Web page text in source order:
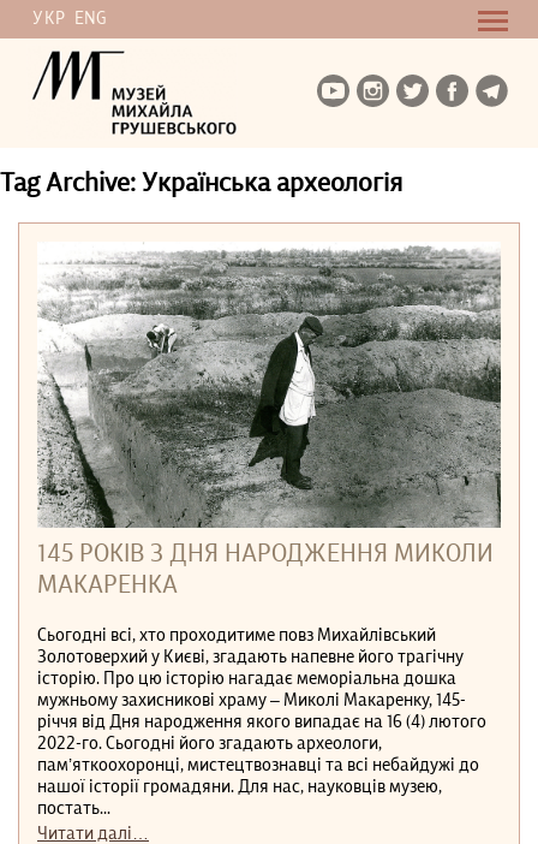
УКР ENG
Tag Archive: Українська археологія
145 РОКІВ З ДНЯ НАРОДЖЕННЯ МИКОЛИ
МАКАРЕНКА
Сьогодні всі, хто проходитиме повз Михайлівський
Золотоверхий у Києві, згадають напевне його трагічну
історію. Про цю історію нагадає меморіальна дошка
мужньому захисникові храму – Миколі Макаренку, 145-
річчя від Дня народження якого випадає на 16 (4) лютого
2022-го. Сьогодні його згадають археологи,
пам’яткоохоронці, мистецтвознавці та всі небайдужі до
нашої історії громадяни. Для нас, науковців музею,
постать...
Читати далі…